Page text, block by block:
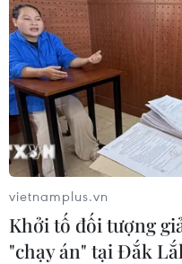
vietnamplus.vn
Khởi tố đối tượng
"chạy án" tại Đắk